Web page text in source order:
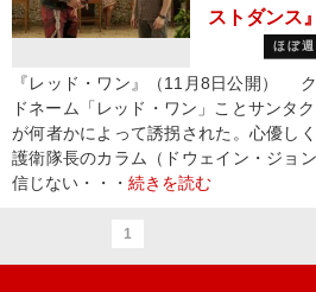
ストダンス』
ほぼ
『レッド・ワン』（11月8日公開）
ドネーム「レッド・ワン」ことサンタ
が何者かによって誘拐された。心優し
護衛隊長のカラム（ドウェイン・ジョ
信じない・・・ 続きを読む
1